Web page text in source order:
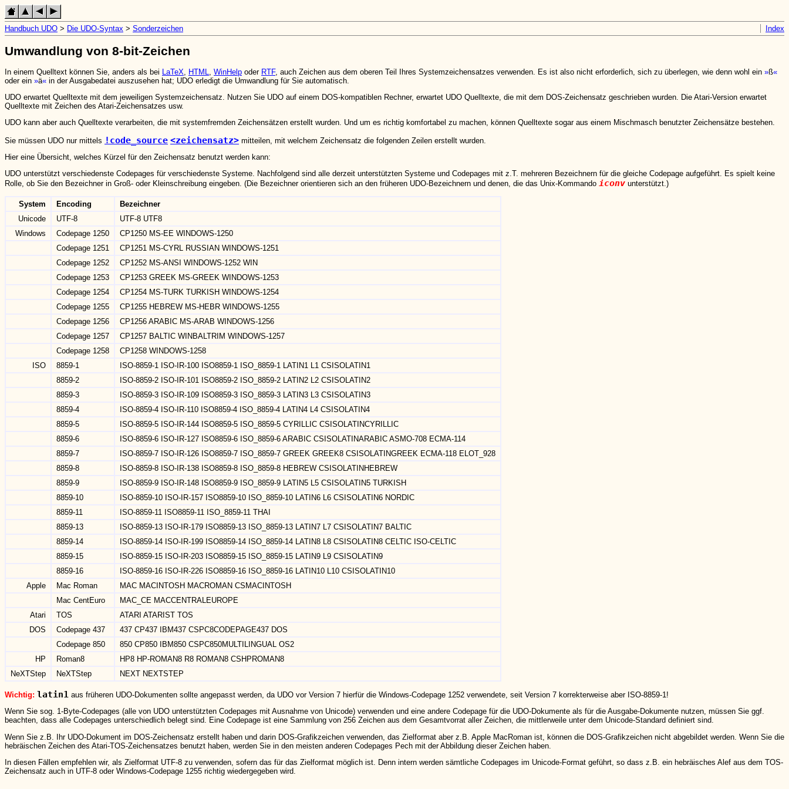
Handbuch UDO > Die UDO-Syntax > Sonderzeichen Index
Umwandlung von 8-bit-Zeichen
In einem Quelltext können Sie, anders als bei LaTeX HTML WinHelp oder RTF, auch Zeichen aus dem oberen Teil Ihres Systemzeichensatzes verwenden. Es ist also nicht erforderlich, sich zu überlegen, wie denn wohl ein
ß
oder ein
ä
in der Ausgabedatei auszusehen hat; UDO erledigt die Umwandlung für Sie automatisch.
UDO erwartet Quelltexte mit dem jeweiligen Systemzeichensatz. Nutzen Sie UDO auf einem DOS-kompatiblen Rechner, erwartet UDO Quelltexte, die mit dem DOS-Zeichensatz geschrieben wurden. Die Atari-Version erwartet
Quelltexte mit Zeichen des Atari-Zeichensatzes usw.
UDO kann aber auch Quelltexte verarbeiten, die mit systemfremden Zeichensätzen erstellt wurden. Und um es richtig komfortabel zu machen, können Quelltexte sogar aus einem Mischmasch benutzter Zeichensätze bestehen.
Sie müssen UDO nur mittels !code_source <zeichensatz> mitteilen, mit welchem Zeichensatz die folgenden Zeilen erstellt wurden.
Hier eine Übersicht, welches Kürzel für den Zeichensatz benutzt werden kann:
UDO unterstützt verschiedenste Codepages für verschiedenste Systeme. Nachfolgend sind alle derzeit unterstützten Systeme und Codepages mit z.T. mehreren Bezeichnern für die gleiche Codepage aufgeführt. Es spielt keine
Rolle, ob Sie den Bezeichner in Groß- oder Kleinschreibung eingeben. (Die Bezeichner orientieren sich an den früheren UDO-Bezeichnern und denen, die das Unix-Kommando iconv unterstützt.)
System Encoding
Bezeichner
Unicode
UTF-8
UTF-8 UTF8
Windows
Codepage 1250
CP1250 MS-EE WINDOWS-1250
Codepage 1251
CP1251 MS-CYRL RUSSIAN WINDOWS-1251
Codepage 1252
CP1252 MS-ANSI WINDOWS-1252 WIN
Codepage 1253
CP1253 GREEK MS-GREEK WINDOWS-1253
Codepage 1254
CP1254 MS-TURK TURKISH WINDOWS-1254
Codepage 1255
CP1255 HEBREW MS-HEBR WINDOWS-1255
Codepage 1256
CP1256 ARABIC MS-ARAB WINDOWS-1256
Codepage 1257
CP1257 BALTIC WINBALTRIM WINDOWS-1257
Codepage 1258
CP1258 WINDOWS-1258
ISO
8859-1
ISO-8859-1 ISO-IR-100 ISO8859-1 ISO_8859-1 LATIN1 L1 CSISOLATIN1
8859-2
ISO-8859-2 ISO-IR-101 ISO8859-2 ISO_8859-2 LATIN2 L2 CSISOLATIN2
8859-3
ISO-8859-3 ISO-IR-109 ISO8859-3 ISO_8859-3 LATIN3 L3 CSISOLATIN3
8859-4
ISO-8859-4 ISO-IR-110 ISO8859-4 ISO_8859-4 LATIN4 L4 CSISOLATIN4
8859-5
ISO-8859-5 ISO-IR-144 ISO8859-5 ISO_8859-5 CYRILLIC CSISOLATINCYRILLIC
8859-6
ISO-8859-6 ISO-IR-127 ISO8859-6 ISO_8859-6 ARABIC CSISOLATINARABIC ASMO-708 ECMA-114
8859-7
ISO-8859-7 ISO-IR-126 ISO8859-7 ISO_8859-7 GREEK GREEK8 CSISOLATINGREEK ECMA-118 ELOT_928
8859-8
ISO-8859-8 ISO-IR-138 ISO8859-8 ISO_8859-8 HEBREW CSISOLATINHEBREW
8859-9
ISO-8859-9 ISO-IR-148 ISO8859-9 ISO_8859-9 LATIN5 L5 CSISOLATIN5 TURKISH
8859-10
ISO-8859-10 ISO-IR-157 ISO8859-10 ISO_8859-10 LATIN6 L6 CSISOLATIN6 NORDIC
8859-11
ISO-8859-11 ISO8859-11 ISO_8859-11 THAI
8859-13
ISO-8859-13 ISO-IR-179 ISO8859-13 ISO_8859-13 LATIN7 L7 CSISOLATIN7 BALTIC
8859-14
ISO-8859-14 ISO-IR-199 ISO8859-14 ISO_8859-14 LATIN8 L8 CSISOLATIN8 CELTIC ISO-CELTIC
8859-15
ISO-8859-15 ISO-IR-203 ISO8859-15 ISO_8859-15 LATIN9 L9 CSISOLATIN9
8859-16
ISO-8859-16 ISO-IR-226 ISO8859-16 ISO_8859-16 LATIN10 L10 CSISOLATIN10
Apple
Mac Roman
MAC MACINTOSH MACROMAN CSMACINTOSH
Mac CentEuro
MAC_CE MACCENTRALEUROPE
Atari
TOS
ATARI ATARIST TOS
DOS
Codepage 437
437 CP437 IBM437 CSPC8CODEPAGE437 DOS
Codepage 850
850 CP850 IBM850 CSPC850MULTILINGUAL OS2
HP
Roman8
HP8 HP-ROMAN8 R8 ROMAN8 CSHPROMAN8
NeXTStep
NeXTStep NEXT NEXTSTEP
Wichtig: latin1 aus früheren UDO-Dokumenten sollte angepasst werden, da UDO vor Version 7 hierfür die Windows-Codepage 1252 verwendete, seit Version 7 korrekterweise aber ISO-8859-1!
Wenn Sie sog. 1-Byte-Codepages (alle von UDO unterstützten Codepages mit Ausnahme von Unicode) verwenden und eine andere Codepage für die UDO-Dokumente als für die Ausgabe-Dokumente nutzen, müssen Sie ggf.
beachten, dass alle Codepages unterschiedlich belegt sind. Eine Codepage ist eine Sammlung von 256 Zeichen aus dem Gesamtvorrat aller Zeichen, die mittlerweile unter dem Unicode-Standard definiert sind.
Wenn Sie z.B. Ihr UDO-Dokument im DOS-Zeichensatz erstellt haben und darin DOS-Grafikzeichen verwenden, das Zielformat aber z.B. Apple MacRoman ist, können die DOS-Grafikzeichen nicht abgebildet werden. Wenn Sie die
hebräischen Zeichen des Atari-TOS-Zeichensatzes benutzt haben, werden Sie in den meisten anderen Codepages Pech mit der Abbildung dieser Zeichen haben.
In diesen Fällen empfehlen wir, als Zielformat UTF-8 zu verwenden, sofern das für das Zielformat möglich ist. Denn intern werden sämtliche Codepages im Unicode-Format geführt, so dass z.B. ein hebräisches Alef aus dem TOS-
Zeichensatz auch in UTF-8 oder Windows-Codepage 1255 richtig wiedergegeben wird.